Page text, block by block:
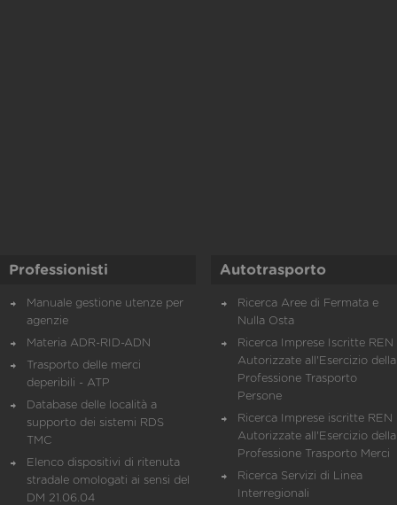
Professionisti
Manuale gestione utenze per
agenzie
Materia ADR-RID-ADN
Trasporto delle merci
deperibili - ATP
Database delle località a
supporto dei sistemi RDS
TMC
Elenco dispositivi di ritenuta
stradale omologati ai sensi del
DM 21.06.04
Autotrasporto
Ricerca Aree di Fermata e
Nulla Osta
Ricerca Imprese Iscritte REN
Autorizzate all'Esercizio della
Professione Trasporto
Persone
Ricerca Imprese iscritte REN
Autorizzate all'Esercizio della
Professione Trasporto Merci
Ricerca Servizi di Linea
Interregionali